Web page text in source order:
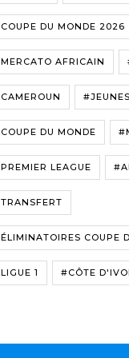
DU MONDE 2026
AFRICAIN
DU MONDE
LEAGUE
COUPE
1 #CÔTE